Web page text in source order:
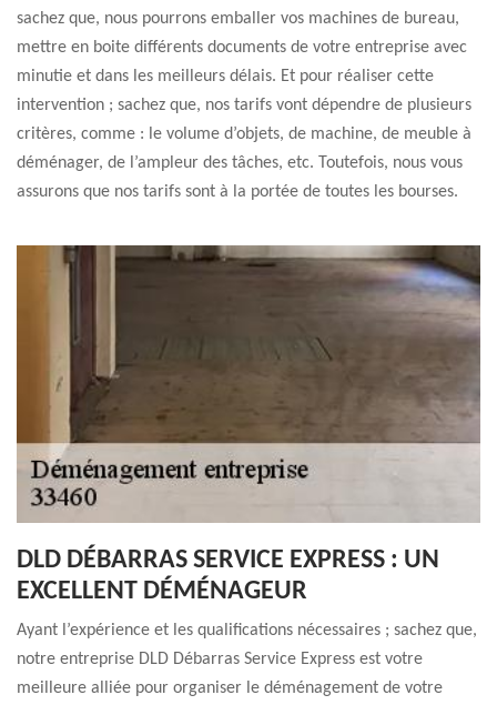
sachez que, nous pourrons emballer vos machines de bureau,
mettre en boite différents documents de votre entreprise avec
minutie et dans les meilleurs délais. Et pour réaliser cette
intervention ; sachez que, nos tarifs vont dépendre de plusieurs
critères, comme : le volume d’objets, de machine, de meuble à
déménager, de l’ampleur des tâches, etc. Toutefois, nous vous
assurons que nos tarifs sont à la portée de toutes les bourses.
DLD DÉBARRAS SERVICE EXPRESS : UN
EXCELLENT DÉMÉNAGEUR
Ayant l’expérience et les qualifications nécessaires ; sachez que,
notre entreprise DLD Débarras Service Express est votre
meilleure alliée pour organiser le déménagement de votre